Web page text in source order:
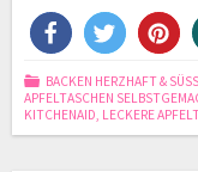
BACKEN HERZHAFT & SÜSS
APFELTASCHEN
KITCHENAID, LECKERE